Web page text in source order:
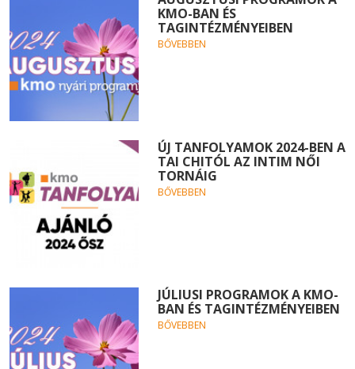
KMO-BAN ÉS
TAGINTÉZMÉNYEIBEN
BŐVEBBEN
ÚJ TANFOLYAMOK 2024-BEN A
TAI CHITÓL AZ INTIM NŐI
TORNÁIG
BŐVEBBEN
JÚLIUSI PROGRAMOK A KMO-
BAN ÉS TAGINTÉZMÉNYEIBEN
BŐVEBBEN